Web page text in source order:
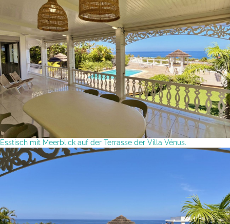
Esstisch mit Meerblick auf der Terrasse der Villa Vénus.